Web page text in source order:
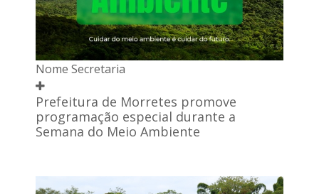
Nome Secretaria
Prefeitura de Morretes promove
programação especial durante a
Semana do Meio Ambiente